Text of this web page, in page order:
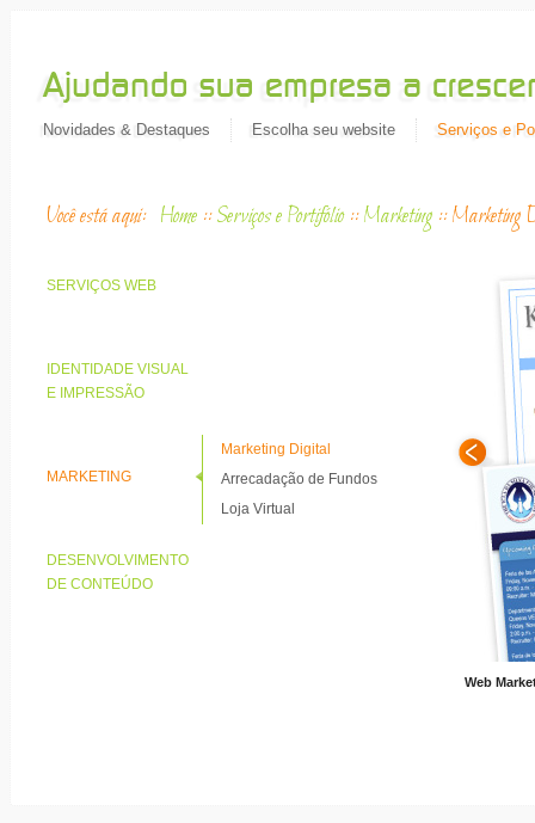
Novidades & Destaques Escolha seu website Serviços e
Você está aqui: Home ::Serviços e Portifólio ::Marketing ::Marketing
SERVIÇOS WEB
IDENTIDADE VISUAL
E IMPRESSÃO
MARKETING
Marketing Digital
Arrecadação de Fundos
Loja Virtual
DESENVOLVIMENTO
DE CONTEÚDO
Web